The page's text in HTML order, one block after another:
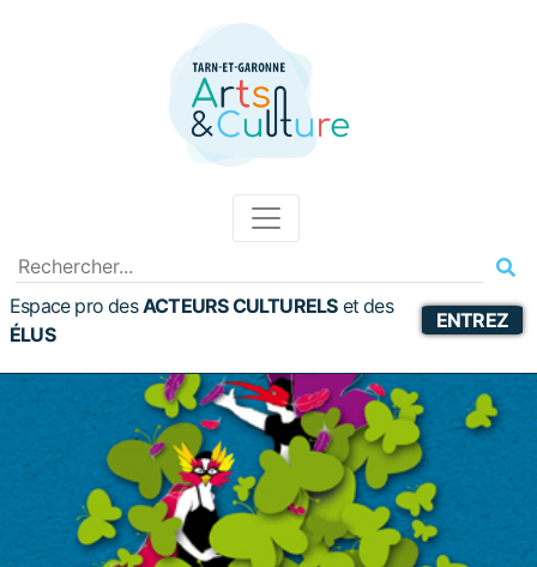
Espace pro desACTEURS CULTURELS etdes
ÉLUS
ENTREZ